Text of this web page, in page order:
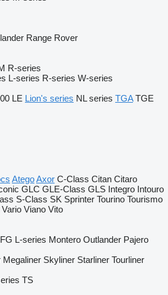
Range Rover
R-series
L-series R-series W-series
LE Lion's series NL series TGA TGE
AtegoAxor C-Class Citan Citaro
GLC GLE-Class GLS Integro Intouro
S-Class SK Sprinter Tourino Tourismo
Vario Viano Vito
FG L-series Montero Outlander Pajero
Megaliner Skyliner Starliner Tourliner
TS